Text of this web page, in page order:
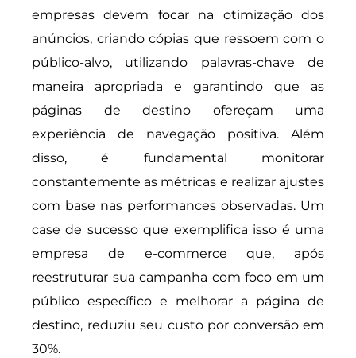
empresas devem focar na otimização dos
anúncios, criando cópias que ressoem com o
público-alvo, utilizando palavras-chave de
maneira apropriada e garantindo que as
páginas de destino ofereçam uma
experiência de navegação positiva. Além
disso, é fundamental monitorar
constantemente as métricas e realizar ajustes
com base nas performances observadas. Um
case de sucesso que exemplifica isso é uma
empresa de e-commerce que, após
reestruturar sua campanha com foco em um
público específico e melhorar a página de
destino, reduziu seu custo por conversão em
30%.